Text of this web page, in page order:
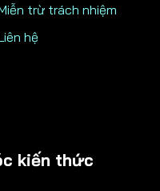
trừ trách nhiệm
hệ
kiến thức